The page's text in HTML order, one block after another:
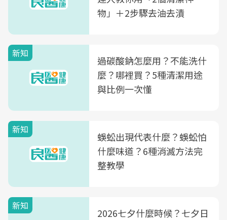
物」＋2步驟去油去漬
新知
過碳酸鈉怎麼用？不能洗什
麼？哪裡買？5種清潔用途
與比例一次懂
新知
蜈蚣出現代表什麼？蜈蚣怕
什麼味道？6種消滅方法完
整教學
新知
2026七夕什麼時候？七夕日